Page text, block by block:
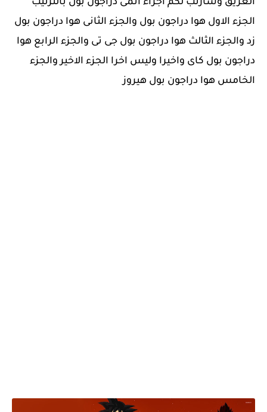
العريق وسارتب لكم اجزاء انمى دراجون بول بالترتيب
الجزء الاول هوا دراجون بول والجزء الثانى هوا دراجون بول
زد والجزء الثالث هوا دراجون بول جى تى والجزء الرابع هوا
دراجون بول كاى واخيرا وليس اخرا الجزء الاخير والجزء
الخامس هوا دراجون بول هيروز